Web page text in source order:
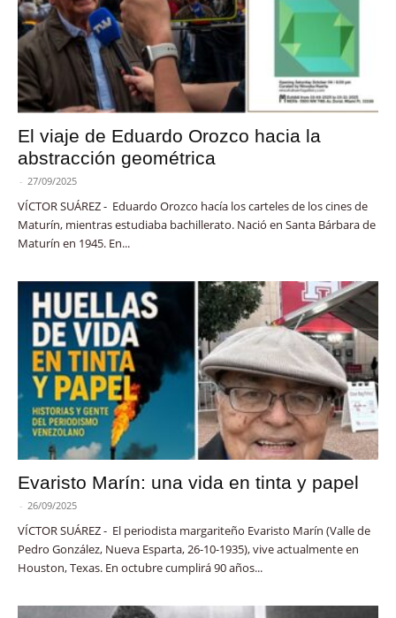
El viaje de Eduardo Orozco hacia la
abstracción geométrica
- 27/09/2025
VÍCTOR SUÁREZ - Eduardo Orozco hacía los carteles de los cines de
Maturín, mientras estudiaba bachillerato. Nació en Santa Bárbara de
Maturín en 1945. En...
Evaristo Marín: una vida en tinta y papel
- 26/09/2025
VÍCTOR SUÁREZ - El periodista margariteño Evaristo Marín (Valle de
Pedro González, Nueva Esparta, 26-10-1935), vive actualmente en
Houston, Texas. En octubre cumplirá 90 años...